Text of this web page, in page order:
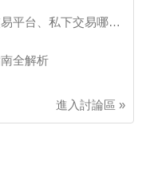
平台、私下交易哪…
全解析
進入討論區 »